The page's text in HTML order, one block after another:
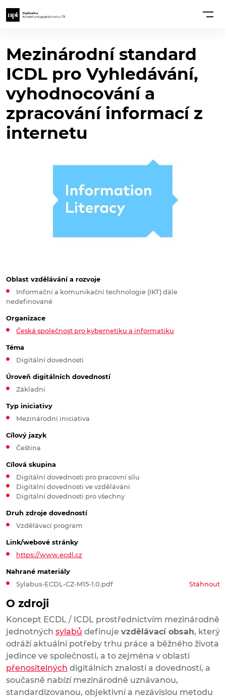
Mezinárodní standard
ICDL pro Vyhledávání,
vyhodnocování a
zpracování informací z
internetu
O zdroji
Koncept ECDL / ICDL prostřednictvím mezinárodně
jednotných sylabů definuje vzdělávací obsah, který
odráží aktuální potřeby trhu práce a běžného života
jedince ve společnosti, a to zejména v oblasti
přenositelných digitálních znalostí a dovedností, a
současně nabízí mezinárodně uznávanou,
standardizovanou, objektivní a nezávislou metodu
Oblast vzdělávání a rozvoje
Informační a komunikační technologie (IKT) dále
nedefinované
Organizace
Česká společnost pro kybernetiku a informatiku
Téma
Digitální dovednosti
Úroveň digitálních dovedností
Základní
Typ iniciativy
Mezinárodní iniciativa
Cílový jazyk
Čeština
Cílová skupina
Digitální dovednosti pro pracovní sílu
Digitální dovednosti ve vzdělávání
Digitální dovednosti pro všechny
Druh zdroje dovedností
Vzdělávací program
Link/webové stránky
https://www.ecdl.cz
Nahrané materiály
Sylabus-ECDL-CZ-M15-1.0.pdf
Stáhnout